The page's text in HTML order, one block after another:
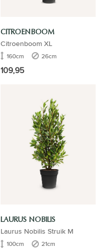
CITROENBOOM
Citroenboom XL
160cm 26cm
109,95
LAURUS NOBILIS
Laurus Nobilis Struik M
100cm 21cm